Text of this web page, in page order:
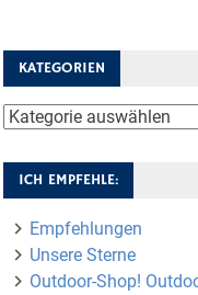
KATEGORIEN
Kategorien
ICH EMPFEHLE:
Empfehlungen
Unsere Sterne
Outdoor-Shop!